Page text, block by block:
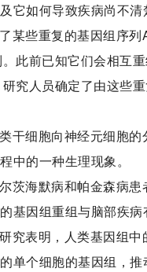
它如何导致疾病尚不清
某些重复的基因组序
此前已知它们会相互
究人员确定了由这些
干细胞向神经元细胞
中的一种生理现象。
茨海默病和帕金森病
基因组重组与脑部疾病
究表明，人类基因组
单个细胞的基因组，